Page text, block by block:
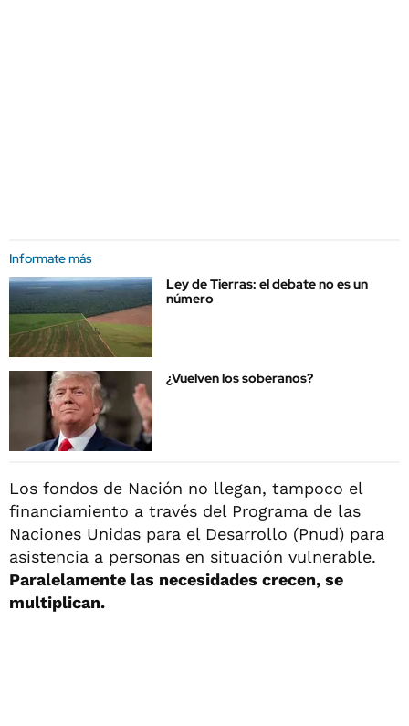
Informate más
Ley de Tierras: el debate no es un
número
¿Vuelven los soberanos?
Los fondos de Nación no llegan, tampoco el
financiamiento a través del Programa de las
Naciones Unidas para el Desarrollo (Pnud) para
asistencia a personas en situación vulnerable.
Paralelamente las necesidades crecen, se
multiplican.